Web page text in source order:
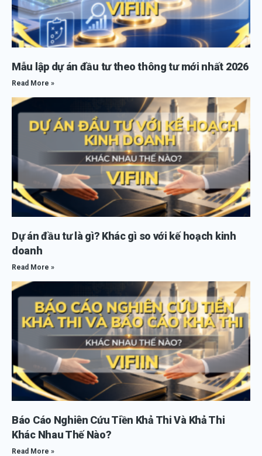
Mẫu lập dự án đầu tư theo thông tư mới nhất 2026
Read More »
Dự án đầu tư là gì? Khác gì so với kế hoạch kinh
doanh
Read More »
Báo Cáo Nghiên Cứu Tiền Khả Thi Và Khả Thi
Khác Nhau Thế Nào?
Read More »